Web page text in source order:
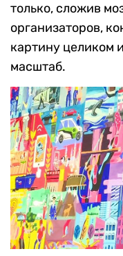
только, сложив
организаторов,
картину целиком
масштаб.